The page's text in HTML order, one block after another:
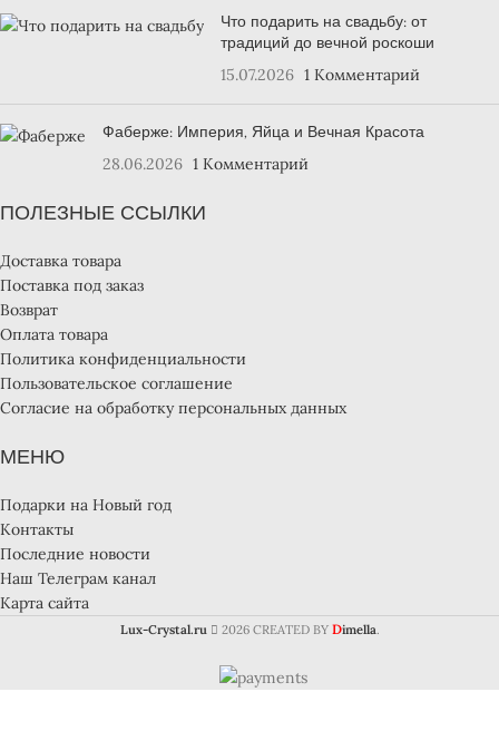
Что подарить на свадьбу: от
традиций до вечной роскоши
15.07.2026 1 Комментарий
Фаберже: Империя, Яйца и Вечная Красота
28.06.2026 1 Комментарий
ПОЛЕЗНЫЕ ССЫЛКИ
Доставка товара
Поставка под заказ
Возврат
Оплата товара
Политика конфиденциальности
Пользовательское соглашение
Согласие на обработку персональных данных
МЕНЮ
Подарки на Новый год
Контакты
Последние новости
Наш Телеграм канал
Карта сайта
Lux-Crystal.ru 2026 CREATED BY Dimella.